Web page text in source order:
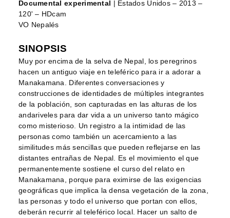
Documental experimental
| Estados Unidos – 2013 –
120' – HDcam
VO Nepalés
SINOPSIS
Muy por encima de la selva de Nepal, los peregrinos
hacen un antiguo viaje en teleférico para ir a adorar a
Manakamana. Diferentes conversaciones y
construcciones de identidades de múltiples integrantes
de la población, son capturadas en las alturas de los
andariveles para dar vida a un universo tanto mágico
como misterioso. Un registro a la intimidad de las
personas como también un acercamiento a las
similitudes más sencillas que pueden reflejarse en las
distantes entrañas de Nepal. Es el movimiento el que
permanentemente sostiene el curso del relato en
Manakamana, porque para eximirse de las exigencias
geográficas que implica la densa vegetación de la zona,
las personas y todo el universo que portan con ellos,
deberán recurrir al teleférico local. Hacer un salto de